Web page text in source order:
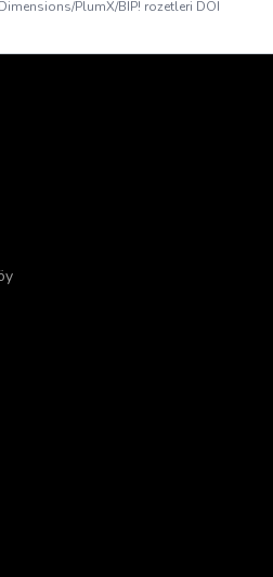
PlumX/BIP! rozetleri DOI